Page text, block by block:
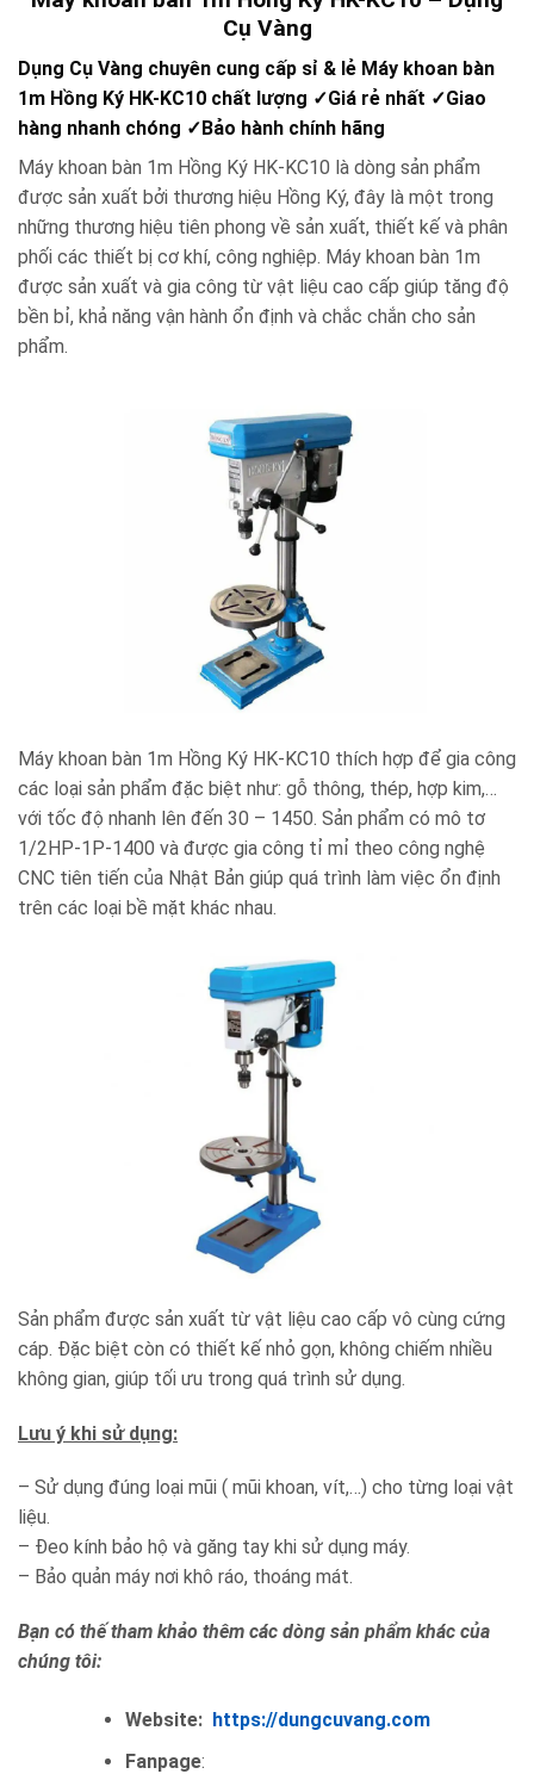
Cụ Vàng
Dụng Cụ Vàng chuyên cung cấp sỉ & lẻ Máy khoan bàn
1m Hồng Ký HK-KC10 chất lượng ✓Giá rẻ nhất ✓Giao
hàng nhanh chóng ✓ Bảo hành chính hãng
Máy khoan bàn 1m Hồng Ký HK-KC10 là dòng sản phẩm
được sản xuất bởi thương hiệu Hồng Ký, đây là một trong
những thương hiệu tiên phong về sản xuất, thiết kế và phân
phối các thiết bị cơ khí, công nghiệp. Máy khoan bàn 1m
được sản xuất và gia công từ vật liệu cao cấp giúp tăng độ
bền bỉ, khả năng vận hành ổn định và chắc chắn cho sản
phẩm.
Máy khoan bàn 1m Hồng Ký HK-KC10 thích hợp để gia công
các loại sản phẩm đặc biệt như: gỗ thông, thép, hợp kim,…
với tốc độ nhanh lên đến 30 – 1450. Sản phẩm có mô tơ
1/2HP-1P-1400 và được gia công tỉ mỉ theo công nghệ
CNC tiên tiến của Nhật Bản giúp quá trình làm việc ổn định
trên các loại bề mặt khác nhau.
Sản phẩm được sản xuất từ vật liệu cao cấp vô cùng cứng
cáp. Đặc biệt còn có thiết kế nhỏ gọn, không chiếm nhiều
không gian, giúp tối ưu trong quá trình sử dụng.
Lưu ý khi sử dụng:
– Sử dụng đúng loại mũi ( mũi khoan, vít,…) cho từng loại vật
liệu.
– Đeo kính bảo hộ và găng tay khi sử dụng máy.
– Bảo quản máy nơi khô ráo, thoáng mát.
Bạn có thế tham khảo thêm các dòng sản phẩm khác của
chúng tôi:
Website: https://dungcuvang.com
Fanpage: